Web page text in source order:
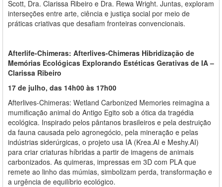
Scott, Dra. Clarissa Ribeiro e Dra. Rewa Wright. Juntas, exploram
interseções entre arte, ciência e justiça social por meio de
práticas criativas que desafiam fronteiras convencionais.
Afterlife-Chimeras: Afterlives-Chimeras Hibridização de
Memórias Ecológicas Explorando Estéticas Gerativas de IA –
Clarissa Ribeiro
17 de julho, das 14h00 às 17h00
Afterlives-Chimeras: Wetland Carbonized Memories reimagina a
mumificação animal do Antigo Egito sob a ótica da tragédia
ecológica. Inspirado pelos pântanos brasileiros e pela destruição
da fauna causada pelo agronegócio, pela mineração e pelas
indústrias siderúrgicas, o projeto usa IA (Krea.AI e Meshy.AI)
para criar criaturas híbridas a partir de imagens de animais
carbonizados. As quimeras, impressas em 3D com PLA que
remete ao linho das múmias, simbolizam perda, transformação e
a urgência de equilíbrio ecológico.